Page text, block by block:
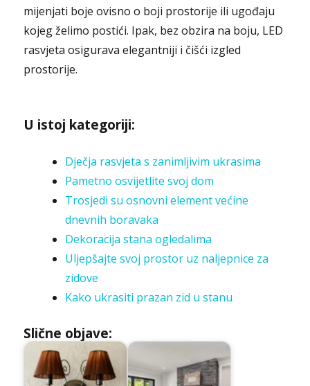
mijenjati boje ovisno o boji prostorije ili ugođaju
kojeg želimo postići. Ipak, bez obzira na boju, LED
rasvjeta osigurava elegantniji i čišći izgled
prostorije.
U istoj kategoriji:
Dječja rasvjeta s zanimljivim ukrasima
Pametno osvijetlite svoj dom
Trosjedi su osnovni element većine
dnevnih boravaka
Dekoracija stana ogledalima
Uljepšajte svoj prostor uz naljepnice za
zidove
Kako ukrasiti prazan zid u stanu
Slične objave: